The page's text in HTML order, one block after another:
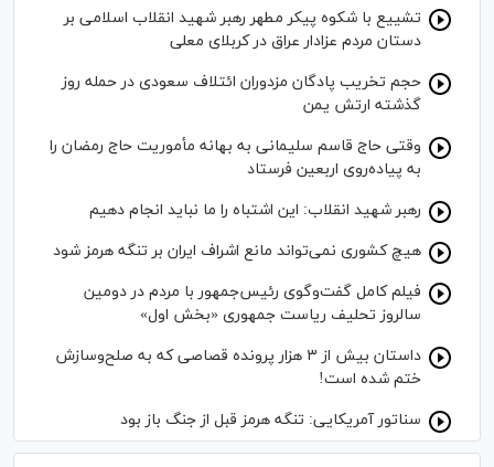
تشییع با شکوه پیکر مطهر رهبر شهید انقلاب اسلامی بر
دستان مردم عزادار عراق در کربلای معلی
حجم تخریب پادگان مزدوران ائتلاف سعودی در حمله روز
گذشته ارتش یمن
وقتی حاج قاسم سلیمانی به بهانه مأموریت حاج رمضان را
به پیاده‌روی اربعین فرستاد
رهبر شهید انقلاب: این اشتباه را ما نباید انجام دهیم
هیچ کشوری نمی‌تواند مانع اشراف ایران بر تنگه هرمز شود
فیلم کامل گفت‌وگوی رئیس‌جمهور با مردم در دومین
سالروز تحلیف ریاست جمهوری «بخش اول»
داستان بیش از ۳ هزار پرونده قصاصی که به صلح‌وسازش
ختم شده است!
سناتور آمریکایی: تنگه هرمز قبل از جنگ باز بود